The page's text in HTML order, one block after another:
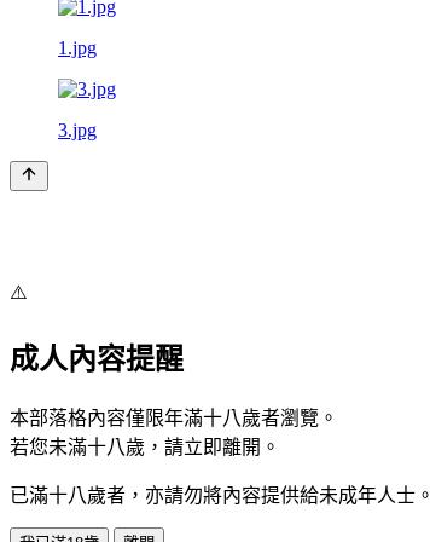
1.jpg
3.jpg
⚠️
成人內容提醒
本部落格內容僅限年滿十八歲者瀏覽。
若您未滿十八歲，請立即離開。
已滿十八歲者，亦請勿將內容提供給未成年人士。